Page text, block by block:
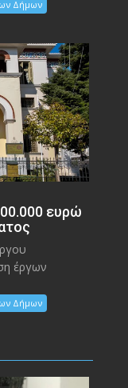
Δήμων
ευρώ
έργων
Δήμων